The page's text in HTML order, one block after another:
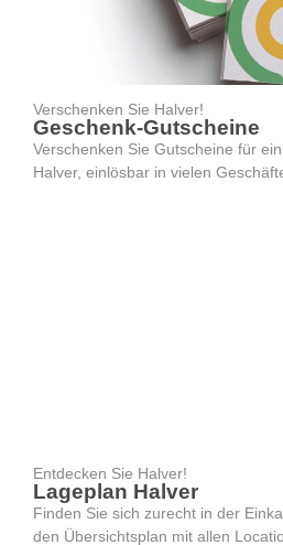
Verschenken Sie Halver!
Geschenk-Gutscheine
Verschenken Sie Gutscheine für
Halver, einlösbar in vielen
Entdecken Sie Halver!
Lageplan Halver
Finden Sie sich zurecht in der
den Übersichtsplan mit allen